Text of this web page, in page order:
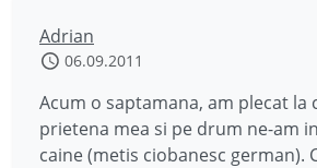
Adrian
06.09.2011
Acum o saptamana, am plecat
prietena mea si pe drum ne-am
caine (metis ciobanesc german).